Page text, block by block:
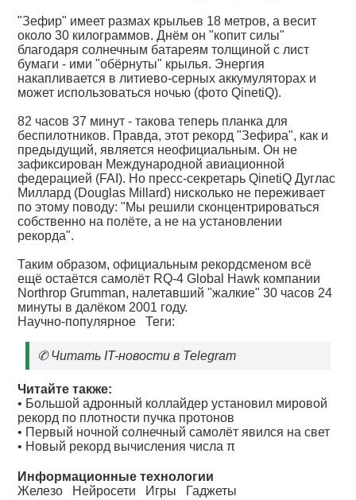
"Зефир" имеет размах крыльев 18 метров, а весит
около 30 килограммов. Днём он "копит силы"
благодаря солнечным батареям толщиной с лист
бумаги - ими "обёрнуты" крылья. Энергия
накапливается в литиево-серных аккумуляторах и
может использоваться ночью (фото QinetiQ).
82 часов 37 минут - такова теперь планка для
беспилотников. Правда, этот рекорд "Зефира", как и
предыдущий, является неофициальным. Он не
зафиксирован Международной авиационной
федерацией (FAI). Но пресс-секретарь QinetiQ Дуглас
Миллард (Douglas Millard) нисколько не переживает
по этому поводу: "Мы решили сконцентрироваться
собственно на полёте, а не на установлении
рекорда".
Таким образом, официальным рекордсменом всё
ещё остаётся самолёт RQ-4 Global Hawk компании
Northrop Grumman, налетавший "жалкие" 30 часов 24
минуты в далёком 2001 году.
Научно-популярное Теги:
✆Читать IT-новости в Telegram
Читайте также:
• Большой адронный коллайдер установил мировой
рекорд по плотности пучка протонов
• Первый ночной солнечный самолёт явился на свет
• Новый рекорд вычисления числа π
Информационные технологии
Железо
Нейросети Игры
Гаджеты